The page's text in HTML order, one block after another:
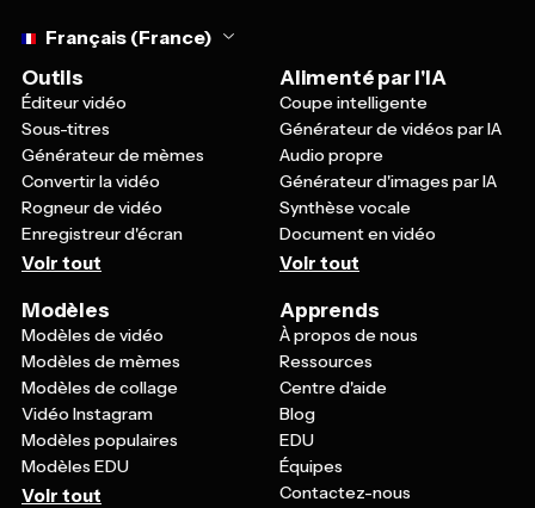
Français (France)
Outils
Éditeur vidéo
Sous-titres
Générateur de mèmes
Convertir la vidéo
Rogneur de vidéo
Enregistreur d'écran
Voir tout
Alimenté par l'IA
Coupe intelligente
Générateur de vidéos par IA
Audio propre
Générateur d'images par IA
Synthèse vocale
Document en vidéo
Voir tout
Modèles
Modèles de vidéo
Modèles de mèmes
Modèles de collage
Vidéo Instagram
Modèles populaires
Modèles EDU
Voir tout
Apprends
À propos de nous
Ressources
Centre d'aide
Blog
EDU
Équipes
Contactez-nous